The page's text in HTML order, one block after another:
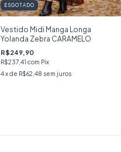
ESGOTADO
Vestido Midi Manga Longa
Yolanda Zebra CARAMELO
R$249,90
R$237,41 com Pix
4 x de R$62,48 sem juros